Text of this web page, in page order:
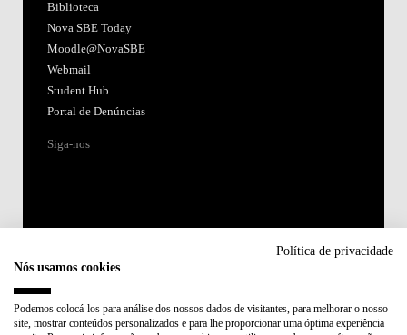
Biblioteca
Nova SBE Today
Moodle@NovaSBE
Webmail
Student Hub
Portal de Denúncias
Siga-nos
Membro de:
Política de privacidade
Nós usamos cookies
Podemos colocá-los para análise dos nossos dados de visitantes, para melhorar o nosso
site, mostrar conteúdos personalizados e para lhe proporcionar uma óptima experiência